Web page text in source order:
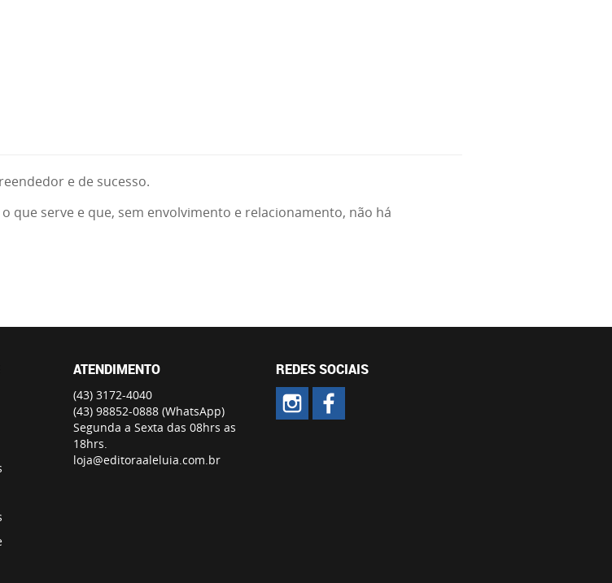
e de sucesso.
que serve e que, sem envolvimento e relacionamento, não há
ATENDIMENTO
(43) 3172-4040
(43) 98852-0888 (WhatsApp)
Segunda a Sexta das 08hrs as
18hrs.
loja@editoraaleluia.com.br
REDES SOCIAIS